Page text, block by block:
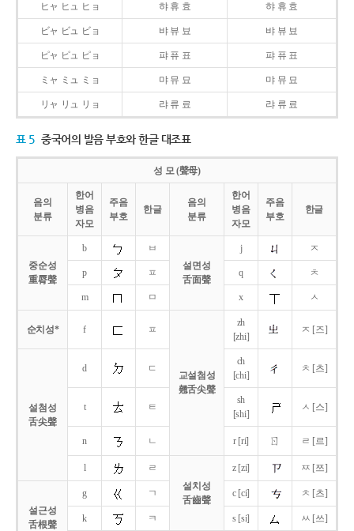
ヒャ ヒュ ヒョ 햐 휴 효 햐 휴 효
ビャ ビュ ビョ 뱌 뷰 뵤 뱌 뷰 뵤
ピャ ピュ ピョ 퍄 퓨 표 퍄 퓨 표
ミャ ミュ ミョ 먀 뮤 묘 먀 뮤 묘
リャ リュ リョ 랴 류 료 랴 류 료
표 5 중국어의 발음 부호와 한글 대조표
성 모 (聲母)
음의
분류
한어
병음
자모
주음
부호
한글
음의
분류
한어
병음
자모
주음
부호
한글
중순성
重脣聲
b
ㅂ
설면성
舌面聲
j ㅈ
p ㅍ q ㅊ
m ㅁ x ㅅ
순치성* f ㅍ
교설첨성
翹舌尖聲
zh
[zhi]
ㅈ [즈]
설첨성
舌尖聲
d ㄷ
ch
[chi]
ㅊ [츠]
t ㅌ
sh
[shi]
ㅅ [스]
n ㄴ r [ri] ㄖ ㄹ [르]
l
ㄹ
설치성
舌齒聲
z [zi] ㅉ [쯔]
설근성
舌根聲
g ㄱ c [ci] ㅊ [츠]
k ㅋ s [si] ㅆ [쓰]